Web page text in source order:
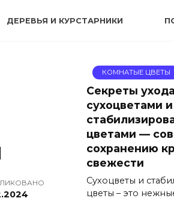
ДЕРЕВЬЯ И КУРСТАРНИКИ
КОМНАТЫЕ ЦВЕТЫ
Секреты
сухоцветами и
цветами —
сохранению
свежести
Сухоцветы и
цветы – это